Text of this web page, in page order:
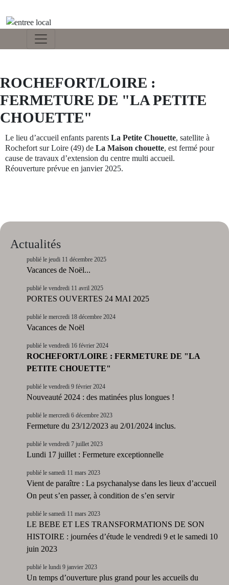
ROCHEFORT/LOIRE :
FERMETURE DE "LA PETITE
CHOUETTE"
Le lieu d’accueil enfants parents La Petite Chouette, satellite à
Rochefort sur Loire (49) de La Maison chouette, est fermé pour
cause de travaux d’extension du centre multi accueil.
Réouverture prévue en janvier 2025.
Actualités
publié le jeudi 11 décembre 2025
Vacances de Noël...
publié le vendredi 11 avril 2025
PORTES OUVERTES 24 MAI 2025
publié le mercredi 18 décembre 2024
Vacances de Noël
publié le vendredi 16 février 2024
ROCHEFORT/LOIRE : FERMETURE DE "LA
PETITE CHOUETTE"
publié le vendredi 9 février 2024
Nouveauté 2024 : des matinées plus longues !
publié le mercredi 6 décembre 2023
Fermeture du 23/12/2023 au 2/01/2024 inclus.
publié le vendredi 7 juillet 2023
Lundi 17 juillet : Fermeture exceptionnelle
publié le samedi 11 mars 2023
Vient de paraître : La psychanalyse dans les lieux d’accueil
On peut s’en passer, à condition de s’en servir
publié le samedi 11 mars 2023
LE BEBE ET LES TRANSFORMATIONS DE SON
HISTOIRE : journées d’étude le vendredi 9 et le samedi 10
juin 2023
publié le lundi 9 janvier 2023
Un temps d’ouverture plus grand pour les accueils du